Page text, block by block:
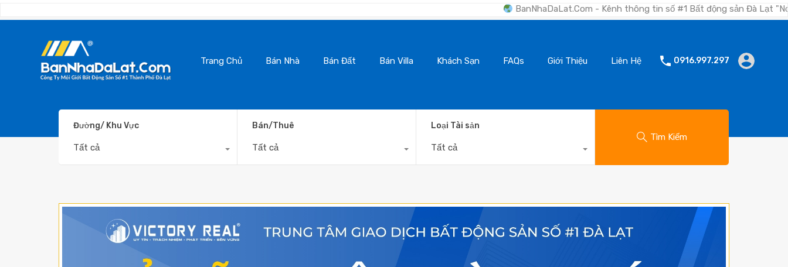
BanNhaDaLat.Com - Kênh thông tin số #1 Bất động sản Đà Lạt "Nơi bạn tìm
Trang Chủ Bán Nhà Bán Đất Bán Villa Khách Sạn FAQs Giới Thiệu Liên Hệ 0916.997.297
Đường/ Khu Vực
Tất cả
Bán/Thuê
Tất cả
Loại Tài sản
Tất cả
Tìm Kiếm